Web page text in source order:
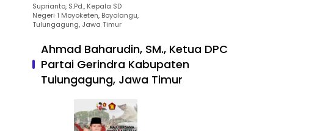
Suprianto, S.Pd., Kepala SD
Negeri 1 Moyoketen, Boyolangu,
Tulungagung, Jawa Timur
Ahmad Baharudin, SM., Ketua DPC
Partai Gerindra Kabupaten
Tulungagung, Jawa Timur